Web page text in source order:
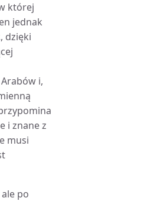
której
jednak
dzięki
i,
i znane z
musi
po